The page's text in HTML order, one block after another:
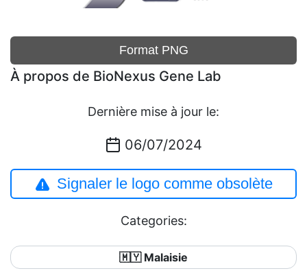
Format PNG
À propos de BioNexus Gene Lab
Dernière mise à jour le:
06/07/2024
Signaler le logo comme obsolète
Categories:
🇲🇾 Malaisie